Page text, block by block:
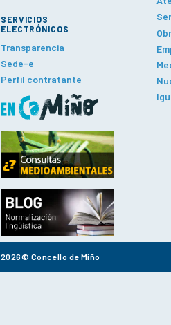
SERVICIOS
ELECTRÓNICOS
Transparencia
Sede-e
Perfil contratante
2026© Concello de Miño